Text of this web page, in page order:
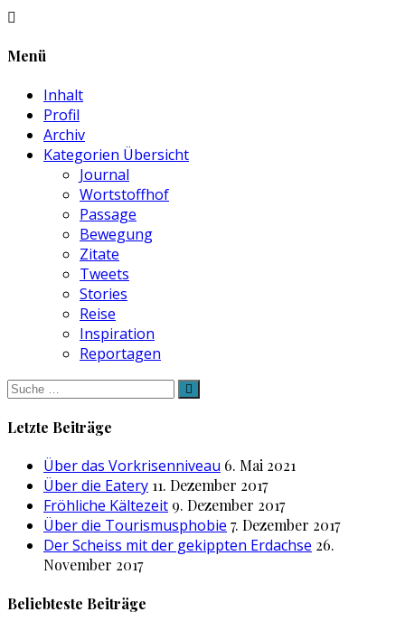
Menü
Inhalt
Profil
Archiv
Kategorien Übersicht
Journal
Wortstoffhof
Passage
Bewegung
Zitate
Tweets
Stories
Reise
Inspiration
Reportagen
Suche
nach:
Letzte Beiträge
Über das Vorkrisenniveau 6. Mai 2021
Über die Eatery 11. Dezember 2017
Fröhliche Kältezeit 9. Dezember 2017
Über die Tourismusphobie 7. Dezember 2017
Der Scheiss mit der gekippten Erdachse 26.
November 2017
Beliebteste Beiträge